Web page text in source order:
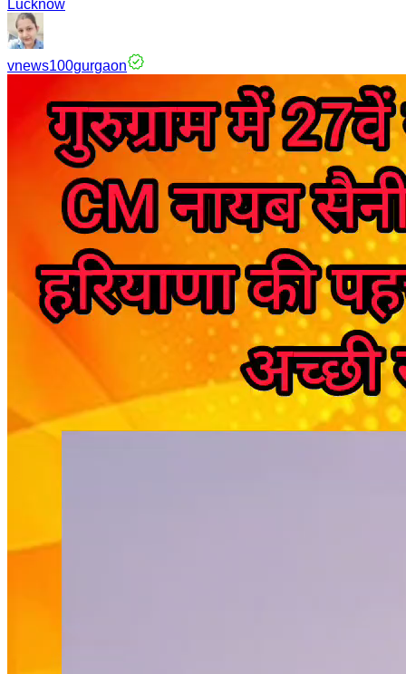
Lucknow
vnews100gurgaon